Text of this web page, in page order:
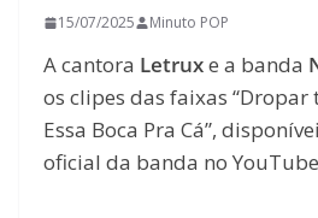
15/07/2025 Minuto POP
A cantora Letruxe a banda
os clipes das faixas “Dropar
Essa Boca Pra Cá”,
oficial da banda no